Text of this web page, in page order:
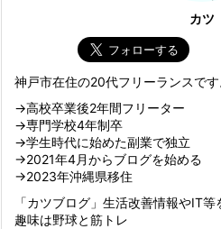
カツ
神戸市在住の20代フリーランスです
→高校卒業後2年間フリーター
→専門学校4年制卒
→学生時代に始めた副業で独立
→2021年4月からブログを始める
→2023年沖縄県移住
「カツブログ」生活改善情報やIT等
趣味は野球と筋トレ